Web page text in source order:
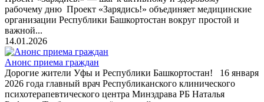
рабочему дню Проект «Зарядись!» объединяет медицинские
организации Республики Башкортостан вокруг простой и
важной...
14.01.2026
Анонс приема граждан
Дорогие жители Уфы и Республики Башкортостан! 16 января
2026 года главный врач Республиканского клинического
психотерапевтического центра Минздрава РБ Наталья